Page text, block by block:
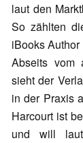
laut den
So zählten
iBooks Author
Abseits vom
sieht der
in der Praxis
Harcourt ist
und will